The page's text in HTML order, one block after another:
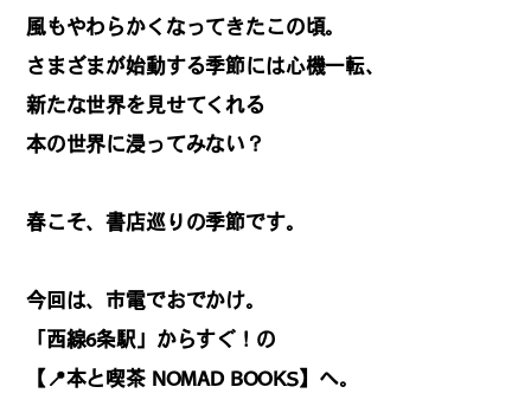
REGULARS
連載一覧
#健康LAND
# パイセンの行きつけにつ
風もやわらかくなってきたこの頃。
さまざまが始動する季節には心機一転、
新たな世界を見せてくれる
本の世界に浸ってみない？
春こそ、書店巡りの季節です。
今回は、市電でおでかけ。
「西線6条駅」からすぐ！の
【📍本と喫茶 NOMAD BOOKS】へ。